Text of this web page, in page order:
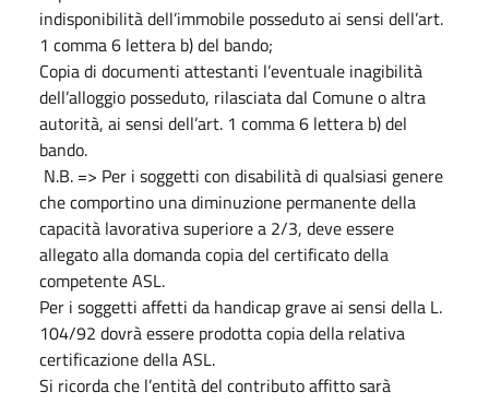
indisponibilità dell’immobile posseduto ai sensi dell’art.
1 comma 6 lettera b) del bando;
Copia di documenti attestanti l’eventuale inagibilità
dell’alloggio posseduto, rilasciata dal Comune o altra
autorità, ai sensi dell’art. 1 comma 6 lettera b) del
bando.
N.B. => Per i soggetti con disabilità di qualsiasi genere
che comportino una diminuzione permanente della
capacità lavorativa superiore a 2/3, deve essere
allegato alla domanda copia del certificato della
competente ASL.
Per i soggetti affetti da handicap grave ai sensi della L.
104/92 dovrà essere prodotta copia della relativa
certificazione della ASL.
Si ricorda che l’entità del contributo affitto sarà